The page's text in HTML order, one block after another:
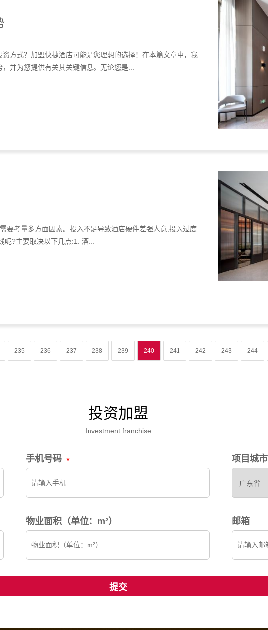
方式？加盟快捷酒店可能是您理想的选择！在本篇文章中，我
并为您提供有关其关键信息。无论您是...
要考量多方面因素。投入不足导致酒店硬件差强人意,投入过度
?主要取决以下几点:1. 酒...
235 236 237 238 239 240 241 242 243 244
投资加盟
Investment franchise
手机号码 项目城市
物业面积（单位：m²） 邮箱